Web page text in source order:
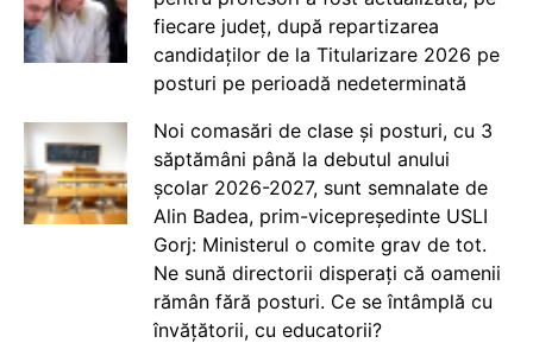
fiecare județ, după repartizarea
candidaților de la Titularizare 2026 pe
posturi pe perioadă nedeterminată
Noi comasări de clase și posturi, cu 3
săptămâni până la debutul anului
școlar 2026-2027, sunt semnalate de
Alin Badea, prim-vicepreședinte USLI
Gorj: Ministerul o comite grav de tot.
Ne sună directorii disperați că oamenii
rămân fără posturi. Ce se întâmplă cu
învățătorii, cu educatorii?